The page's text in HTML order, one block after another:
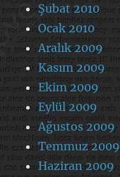
Şubat 2010
Ocak 2010
Aralık 2009
Kasım 2009
Ekim 2009
Eylül 2009
Ağustos 2009
Temmuz 2009
Haziran 2009